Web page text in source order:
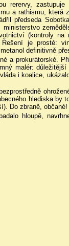
rerervy,
a rathismu, která
předseda
(kontroly na
je prosté:
definitivně
a prokurátorské.
malér:
i koalice,
hlediska by
Do zbraně,
hloupě,